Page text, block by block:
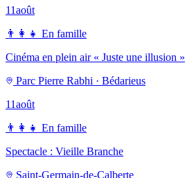
11août
👨‍👩‍👧 En famille
Cinéma en plein air « Juste une illusion »
Parc Pierre Rabhi · Bédarieus
11août
👨‍👩‍👧 En famille
Spectacle : Vieille Branche
Saint-Germain-de-Calberte